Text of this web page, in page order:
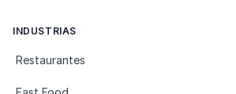
INDUSTRIAS
Restaurantes